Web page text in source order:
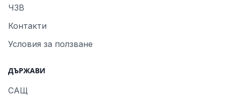
ЧЗВ
Контакти
Условия за ползване
ДЪРЖАВИ
САЩ